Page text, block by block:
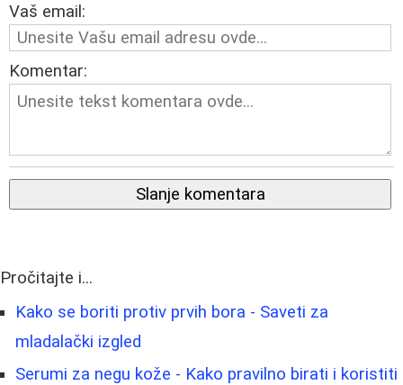
Vaš email:
Komentar:
Slanje komentara
Pročitajte i...
Kako se boriti protiv prvih bora - Saveti za
mladalački izgled
Serumi za negu kože - Kako pravilno birati i koristiti